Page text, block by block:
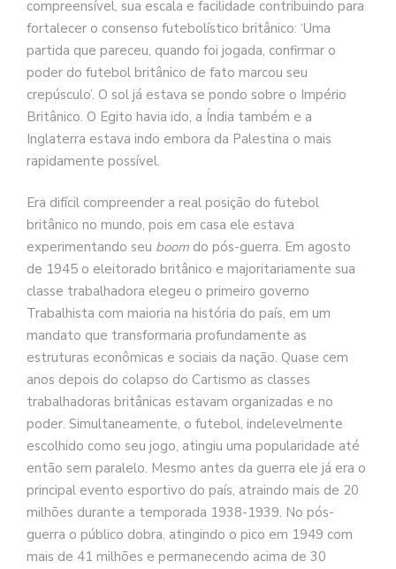
compreensível, sua escala e facilidade contribuindo para
fortalecer o consenso futebolístico britânico: ‘Uma
partida que pareceu, quando foi jogada, confirmar o
poder do futebol britânico de fato marcou seu
crepúsculo’. O sol já estava se pondo sobre o Império
Britânico. O Egito havia ido, a Índia também e a
Inglaterra estava indo embora da Palestina o mais
rapidamente possível.
Era difícil compreender a real posição do futebol
britânico no mundo, pois em casa ele estava
experimentando seu boom do pós-guerra. Em agosto
de 1945 o eleitorado britânico e majoritariamente sua
classe trabalhadora elegeu o primeiro governo
Trabalhista com maioria na história do país, em um
mandato que transformaria profundamente as
estruturas econômicas e sociais da nação. Quase cem
anos depois do colapso do Cartismo as classes
trabalhadoras britânicas estavam organizadas e no
poder. Simultaneamente, o futebol, indelevelmente
escolhido como seu jogo, atingiu uma popularidade até
então sem paralelo. Mesmo antes da guerra ele já era o
principal evento esportivo do país, atraindo mais de 20
milhões durante a temporada 1938-1939. No pós-
guerra o público dobra, atingindo o pico em 1949 com
mais de 41 milhões e permanecendo acima de 30